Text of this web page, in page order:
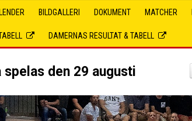
BILDGALLERI DOKUMENT MATCHER
DAMERNAS RESULTAT & TABELL
spelas den 29 augusti